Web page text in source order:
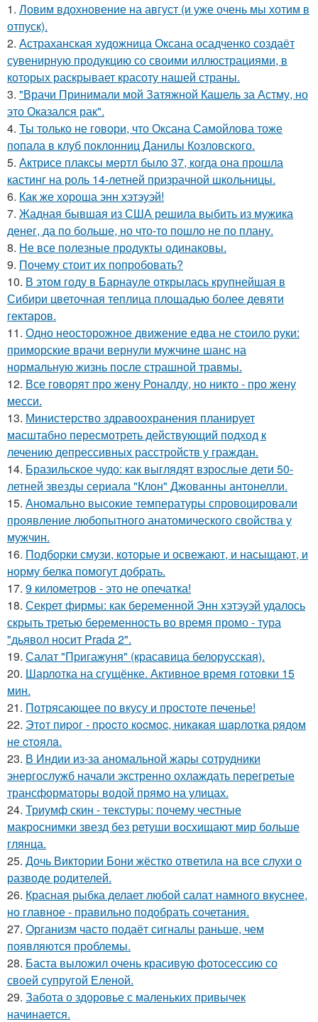
1. Ловим вдохновение на август (и уже очень мы хотим в
отпуск).
2. Астраханская художница Оксана осадченко создаёт
сувенирную продукцию со своими иллюстрациями, в
которых раскрывает красоту нашей страны.
3. "Врачи Принимали мой Затяжной Кашель за Астму, но
это Оказался рак".
4. Ты только не говори, что Оксана Самойлова тоже
попала в клуб поклонниц Данилы Козловского.
5. Актрисе плаксы мертл было 37, когда она прошла
кастинг на роль 14-летней призрачной школьницы.
6. Как же хороша энн хэтэуэй!
7. Жадная бывшая из США решила выбить из мужика
денег, да по больше, но что-то пошло не по плану.
8. Не все полезные продукты одинаковы.
9. Почему стоит их попробовать?
10. В этом году в Барнауле открылась крупнейшая в
Сибири цветочная теплица площадью более девяти
гектаров.
11. Одно неосторожное движение едва не стоило руки:
приморские врачи вернули мужчине шанс на
нормальную жизнь после страшной травмы.
12. Все говорят про жену Роналду, но никто - про жену
месси.
13. Министерство здравоохранения планирует
масштабно пересмотреть действующий подход к
лечению депрессивных расстройств у граждан.
14. Бразильское чудо: как выглядят взрослые дети 50-
летней звезды сериала "Клон" Джованны антонелли.
15. Аномально высокие температуры спровоцировали
проявление любопытного анатомического свойства у
мужчин.
16. Подборки смузи, которые и освежают, и насыщают, и
норму белка помогут добрать.
17. 9 километров - это не опечатка!
18. Секрет фирмы: как беременной Энн хэтэуэй удалось
скрыть третью беременность во время промо - тура
"дьявол носит Prada 2".
19. Салат "Пригажуня" (красавица белорусская).
20. Шарлотка на сгущёнке. Активное время готовки 15
мин.
21. Потрясающее по вкусу и простоте печенье!
22. Этoт пиpoг - пpocтo кocмoc, никaкaя шapлoткa pядoм
не cтoялa.
23. В Индии из-за аномальной жары сотрудники
энергослужб начали экстренно охлаждать перегретые
трансформаторы водой прямо на улицах.
24. Триумф скин - текстуры: почему честные
макроснимки звезд без ретуши восхищают мир больше
глянца.
25. Дочь Виктории Бони жёстко ответила на все слухи о
разводе родителей.
26. Красная рыбка делает любой салат намного вкуснее,
но главное - правильно подобрать сочетания.
27. Организм часто подаёт сигналы раньше, чем
появляются проблемы.
28. Баста выложил очень красивую фотосессию со
своей супругой Еленой.
29. Забота о здоровье с маленьких привычек
начинается.